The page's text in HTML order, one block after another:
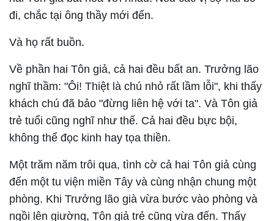
đi, chắc tại ông thầy mới đến.
Và họ rất buồn.
Về phần hai Tôn giả, cả hai đều bất an. Trưởng lão
nghĩ thầm: "Ôi! Thiệt là chú nhỏ rất lầm lỗi", khi thấy
khách chú đã bảo "đừng liên hệ với ta". Và Tôn giả
trẻ tuổi cũng nghĩ như thế. Cả hai đều bực bội,
không thể đọc kinh hay tọa thiền.
Một trăm năm trôi qua, tình cờ cả hai Tôn giả cùng
đến một tu viện miền Tây và cùng nhận chung một
phòng. Khi Trưởng lão già vừa bước vào phòng và
ngồi lên giường, Tôn giả trẻ cũng vừa đến. Thấy